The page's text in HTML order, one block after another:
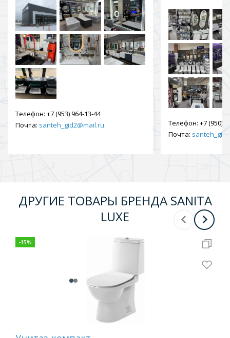
Телефон: +7 (953) 964-13-44
Почта: santeh_gid2@mail.ru Телефон: +7 (950)
Почта:
ДРУГИЕ ТОВАРЫ БРЕНДА SANITA
LUXE
-15%